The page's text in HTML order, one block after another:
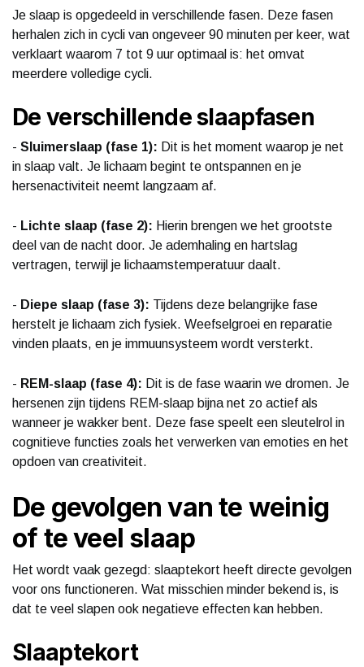
Je slaap is opgedeeld in verschillende fasen. Deze fasen
herhalen zich in cycli van ongeveer 90 minuten per keer, wat
verklaart waarom 7 tot 9 uur optimaal is: het omvat
meerdere volledige cycli.
De verschillende slaapfasen
- Sluimerslaap (fase 1): Dit is het moment waarop je net
in slaap valt. Je lichaam begint te ontspannen en je
hersenactiviteit neemt langzaam af.
- Lichte slaap (fase 2): Hierin brengen we het grootste
deel van de nacht door. Je ademhaling en hartslag
vertragen, terwijl je lichaamstemperatuur daalt.
- Diepe slaap (fase 3): Tijdens deze belangrijke fase
herstelt je lichaam zich fysiek. Weefselgroei en reparatie
vinden plaats, en je immuunsysteem wordt versterkt.
- REM-slaap (fase 4): Dit is de fase waarin we dromen. Je
hersenen zijn tijdens REM-slaap bijna net zo actief als
wanneer je wakker bent. Deze fase speelt een sleutelrol in
cognitieve functies zoals het verwerken van emoties en het
opdoen van creativiteit.
De gevolgen van te weinig
of te veel slaap
Het wordt vaak gezegd: slaaptekort heeft directe gevolgen
voor ons functioneren. Wat misschien minder bekend is, is
dat te veel slapen ook negatieve effecten kan hebben.
Slaaptekort